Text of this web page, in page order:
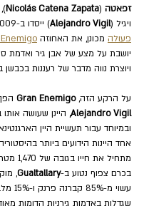
זפאטה (
Nicolás Catena Zapata
ויגיל (Alejandro Vigil) ייסדו ב-2009, כחלק
פעולה מכונן, את האחוזה
יושבת על מצע של אבן גיר ואדמת
ויוצרת נווה מדבר של רעננות בכבשן
על הרקע הזה, Gran Enemigo
Alejandro Vigil, היינן שעושה אותו
ובמיוחד עבור תעשיית היין
אחד היינות הידועים ביותר
מתחיל את
בכרם צפוף נטוע ב-Gualtallary
,
עשוי
שגדלות באדמות גירניות הדומות